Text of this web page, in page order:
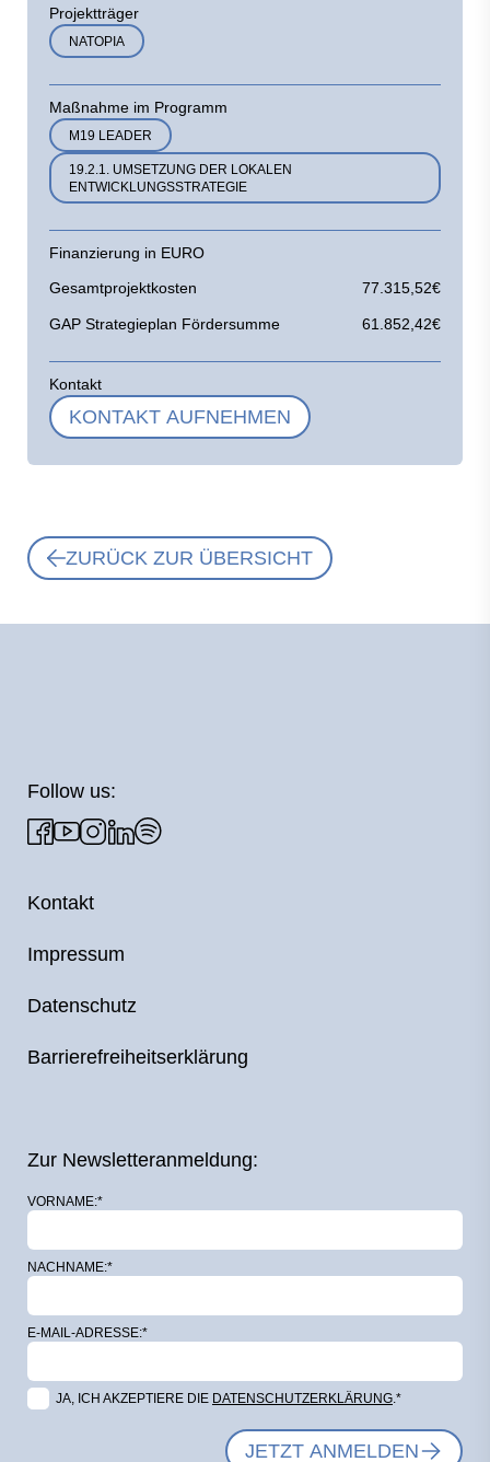
Projektträger
NATOPIA
Maßnahme im Programm
M19 LEADER
19.2.1. UMSETZUNG DER LOKALEN
ENTWICKLUNGSSTRATEGIE
Finanzierung in EURO
Gesamtprojektkosten
77.315,52€
GAP Strategieplan Fördersumme 61.852,42€
Kontakt
KONTAKT AUFNEHMEN
ZURÜCK ZUR ÜBERSICHT
Follow us:
Kontakt
Impressum
Datenschutz
Barrierefreiheitserklärung
Zur Newsletteranmeldung:
VORNAME:*
NACHNAME:*
E-MAIL-ADRESSE:*
JA, ICH AKZEPTIERE DIE DATENSCHUTZERKLÄRUNG.*
JETZT ANMELDEN